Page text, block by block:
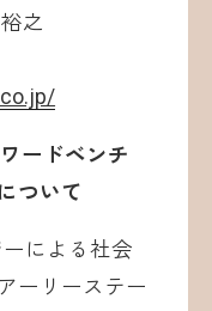
之
ードベンチ
ついて
ーによる社会
ーリーステー